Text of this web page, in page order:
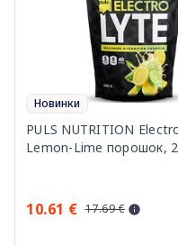
Новинки
PULS NUTRITION
Lemon-Lime порошок,
10.61 € 17.69 €